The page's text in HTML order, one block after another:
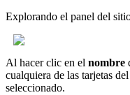
Explorando el panel del
Al hacer clic en el nombre
cualquiera de las tarjetas
seleccionado.